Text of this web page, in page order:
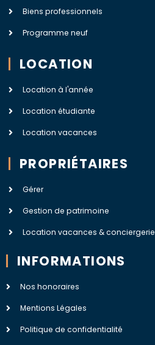
Biens professionnels
Programme neuf
LOCATION
Location à l'année
Location étudiante
Location vacances
PROPRIÉTAIRES
Gérer
Gestion de patrimoine
Location vacances & conciergerie
INFORMATIONS
Nos honoraires
Mentions Légales
Politique de confidentialité